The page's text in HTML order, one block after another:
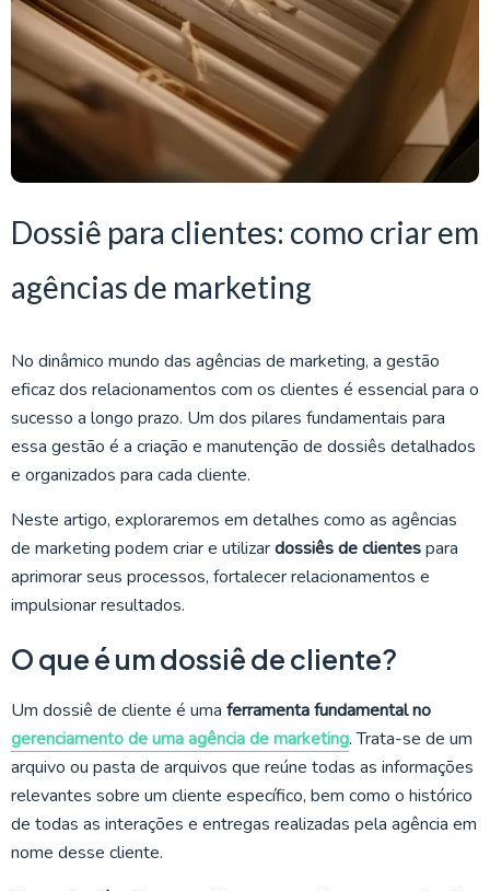
Dossiê para clientes: como criar em
agências de marketing
No dinâmico mundo das agências de marketing, a gestão
eficaz dos relacionamentos com os clientes é essencial para o
sucesso a longo prazo. Um dos pilares fundamentais para
essa gestão é a criação e manutenção de dossiês detalhados
e organizados para cada cliente.
Neste artigo, exploraremos em detalhes como as agências
de marketing podem criar e utilizardossiês de clientespara
aprimorar seus processos, fortalecer relacionamentos e
impulsionar resultados.
O que é um dossiê de cliente?
Um dossiê de cliente é uma ferramenta fundamental no
gerenciamento de uma agência de marketing. Trata-se de um
arquivo ou pasta de arquivos que reúne todas as informações
relevantes sobre um cliente específico, bem como o histórico
de todas as interações e entregas realizadas pela agência em
nome desse cliente.